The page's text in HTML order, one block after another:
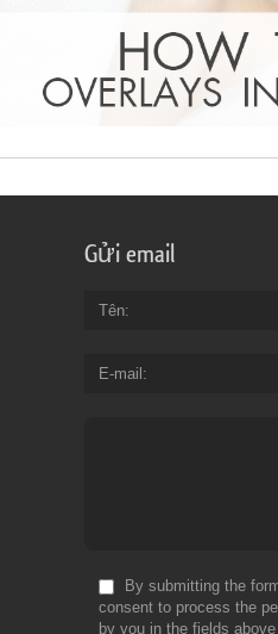
Gửi email
Tên
E-mail
By submitting the
consent to process the
by you in the fields